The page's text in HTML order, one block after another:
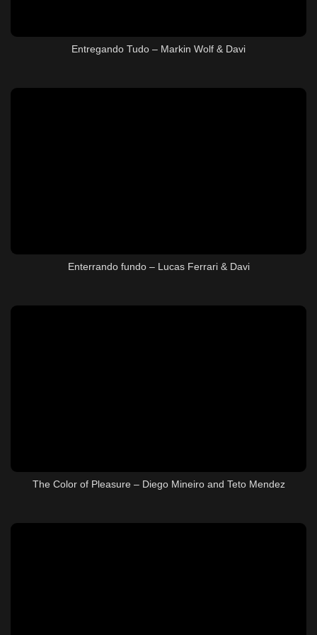
Entregando Tudo – Markin Wolf & Davi
Enterrando fundo – Lucas Ferrari & Davi
The Color of Pleasure – Diego Mineiro and Teto Mendez